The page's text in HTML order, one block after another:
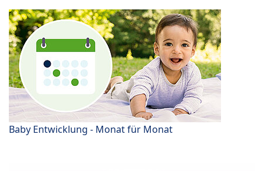
Baby Entwicklung - Monat für Monat